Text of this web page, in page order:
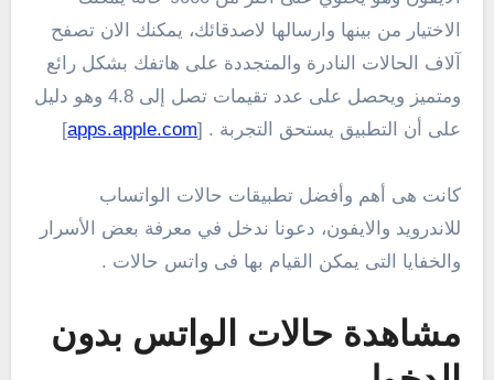
الاختيار من بينها وارسالها لاصدقائك، يمكنك الان تصفح
آلاف الحالات النادرة والمتجددة على هاتفك بشكل رائع
ومتميز ويحصل على عدد تقيمات تصل إلى 4.8 وهو دليل
على أن التطبيق يستحق التجربة . [apps.apple.com
]
كانت هى أهم وأفضل تطبيقات حالات الواتساب
للاندرويد والايفون، دعونا ندخل في معرفة بعض الأسرار
والخفايا التى يمكن القيام بها فى واتس حالات .
مشاهدة حالات الواتس بدون